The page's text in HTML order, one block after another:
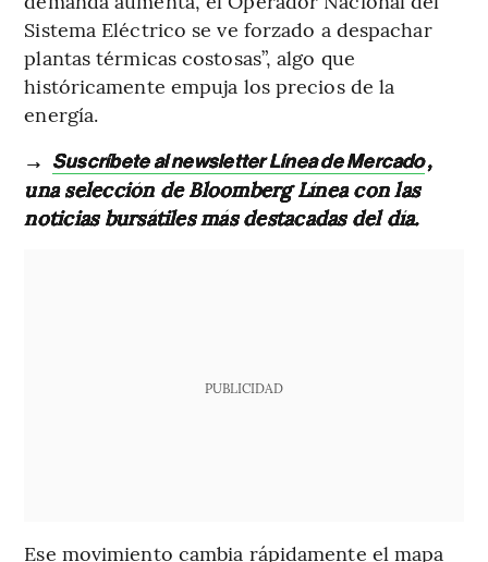
Sistema Eléctrico se ve forzado a despachar
plantas térmicas costosas”, algo que
históricamente empuja los precios de la
energía.
→ Suscríbete al newsletter Línea de Mercado,
una selección de Bloomberg Línea con las
noticias bursátiles más destacadas del día.
PUBLICIDAD
Ese movimiento cambia rápidamente el mapa